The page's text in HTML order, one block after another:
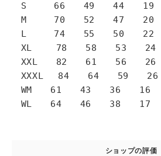
S 66 49 44 19
M 70 52 47 20
L 74 55 50 22
XL 78 58 53 24
XXL 82 61 56 26
XXXL 84 64 59 26
WM 61 43 36 16
WL 64 46 38 17
ショップの評価